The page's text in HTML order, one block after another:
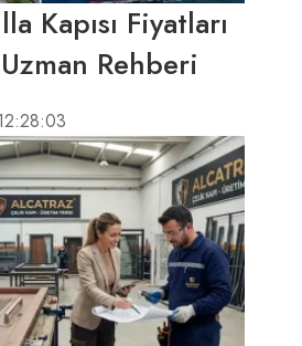
Kapısı Fiyatları
Rehberi